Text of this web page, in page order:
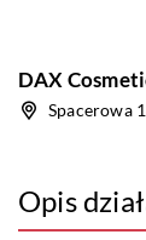
DAX
Spacerowa
Opis